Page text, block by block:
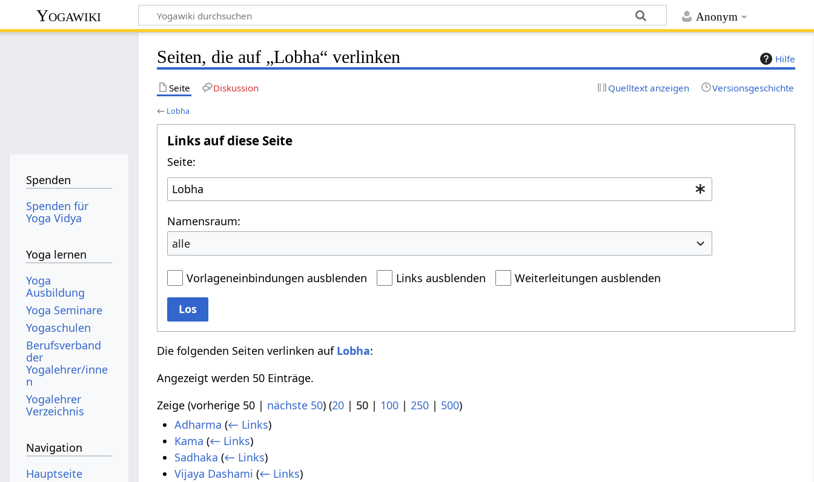
Anonym
Yogawiki
Hilfe
Seiten, die auf „Lobha“ verlinken
Seite Diskussion Quelltext anzeigen Versionsgeschichte
← Lobha
Links auf diese Seite
Seite:
Namensraum:
alle
Vorlageneinbindungen ausblenden Links ausblenden Weiterleitungen ausblenden
Los
Die folgenden Seiten verlinken auf Lobha:
Angezeigt werden 50 Einträge.
Zeige (vorherige 50 | nächste 50) (20 | 50 | 100 |250 | 500)
Adharma (← Links)
Kama (← Links)
Sadhaka (← Links)
Vijaya Dashami (← Links)
Spenden
Spenden für
Yoga Vidya
Yoga lernen
Yoga
Ausbildung
Yoga Seminare
Yogaschulen
Berufsverband
der
Yogalehrer/inne
n
Yogalehrer
Verzeichnis
Navigation
Hauptseite